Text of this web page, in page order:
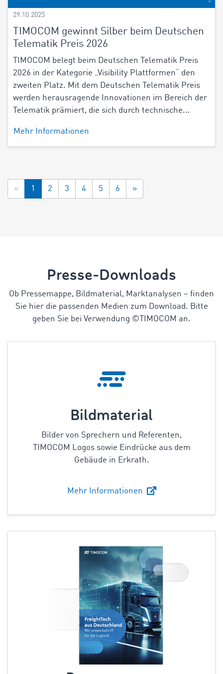
29.10.2025
TIMOCOM gewinnt Silber beim Deutschen
Telematik Preis 2026
TIMOCOM belegt beim Deutschen Telematik Preis
2026 in der Kategorie „Visibility Plattformen“ den
zweiten Platz. Mit dem Deutschen Telematik Preis
werden herausragende Innovationen im Bereich der
Telematik prämiert, die sich durch technische...
Mehr Informationen
« 1 2 3 4 5 6 »
Presse-Downloads
Ob Pressemappe, Bildmaterial, Marktanalysen – finden
Sie hier die passenden Medien zum Download. Bitte
geben Sie bei Verwendung ©TIMOCOM an.
Bildmaterial
Bilder von Sprechern und Referenten,
TIMOCOM Logos sowie Eindrücke aus dem
Gebäude in Erkrath.
Mehr Informationen